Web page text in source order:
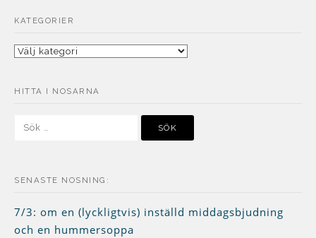
KATEGORIER
Kategorier
HITTA I NOSARNA
SENASTE NOSNING:
7/3: om en (lyckligtvis) inställd middagsbjudning
och en hummersoppa